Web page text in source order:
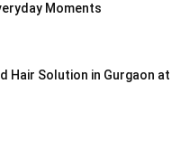
Moments
Hair Solution in Gurgaon at